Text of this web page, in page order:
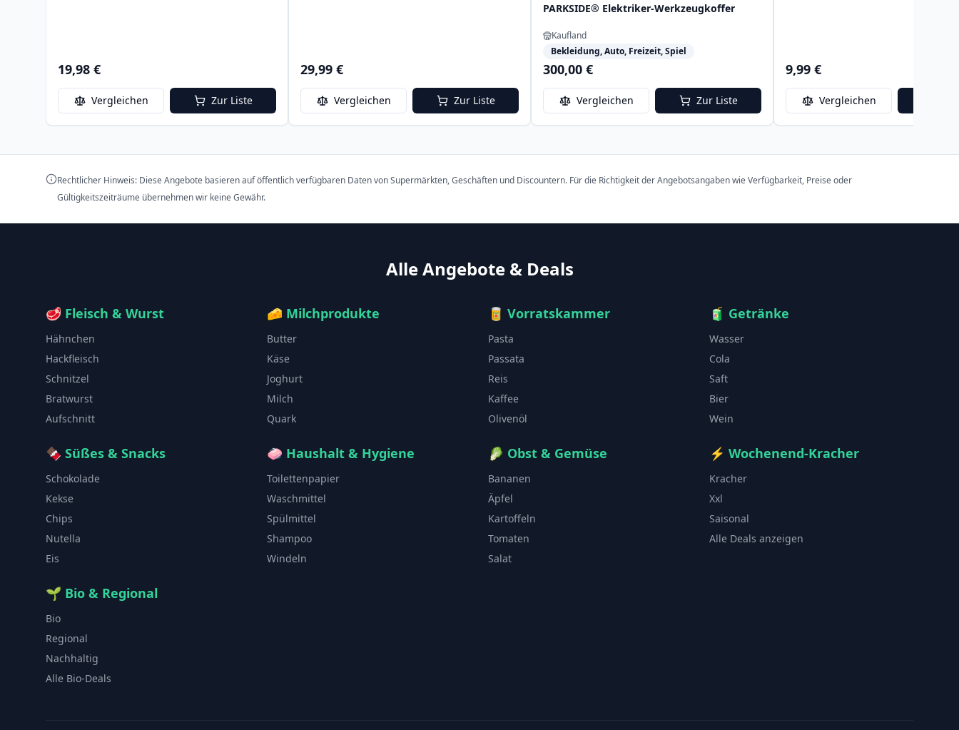
19,98 €
Vergleichen Zur Liste
29,99 €
Vergleichen Zur Liste
PARKSIDE® Elektriker-Werkzeugkoffer
Kaufland
Bekleidung, Auto, Freizeit, Spiel
300,00 €
Vergleichen Zur Liste
9,99 €
Vergleichen
Rechtlicher Hinweis: Diese Angebote basieren auf öffentlich verfügbaren Daten von Supermärkten, Geschäften und Discountern. Für die Richtigkeit der Angebotsangaben wie Verfügbarkeit, Preise oder
Gültigkeitszeiträume übernehmen wir keine Gewähr.
Alle Angebote & Deals
🥩 Fleisch & Wurst
Hähnchen
Hackfleisch
Schnitzel
Bratwurst
Aufschnitt
🧀 Milchprodukte
Butter
Käse
Joghurt
Milch
Quark
🥫 Vorratskammer
Pasta
Passata
Reis
Kaffee
Olivenöl
🧃 Getränke
Wasser
Cola
Saft
Bier
Wein
🍫 Süßes & Snacks
Schokolade
Kekse
Chips
Nutella
Eis
🧼 Haushalt & Hygiene
Toilettenpapier
Waschmittel
Spülmittel
Shampoo
Windeln
🥬 Obst & Gemüse
Bananen
Äpfel
Kartoffeln
Tomaten
Salat
⚡ Wochenend-Kracher
Kracher
Xxl
Saisonal
Alle Deals anzeigen
🌱 Bio & Regional
Bio
Regional
Nachhaltig
Alle Bio-Deals